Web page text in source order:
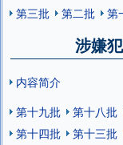
第三批
第二批 第
涉嫌
内容简介
第十九批
第十八批
第十四批
第十三批